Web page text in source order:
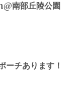
南部丘陵公園
ーチあります！